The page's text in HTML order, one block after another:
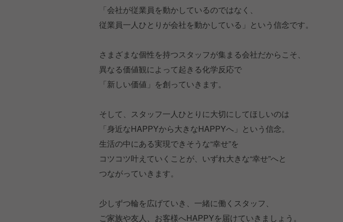
「会社が従業員を動かしているのではなく、
従業員一人ひとりが会社を動かしている」という信念です。
さまざまな個性を持つスタッフが集まる会社だからこそ、
異なる価値観によって起きる化学反応で
「新しい価値」を創っていきます。
そして、スタッフ一人ひとりに大切にしてほしいのは
「身近なHAPPYから大きなHAPPYへ」という信念。
生活の中にある実現できそうな“幸せ”を
コツコツ叶えていくことが、いずれ大きな“幸せ”へと
つながっていきます。
少しずつ輪を広げていき、一緒に働くスタッフ、
ご家族や友人、お客様へHAPPYを届けていきましょう。